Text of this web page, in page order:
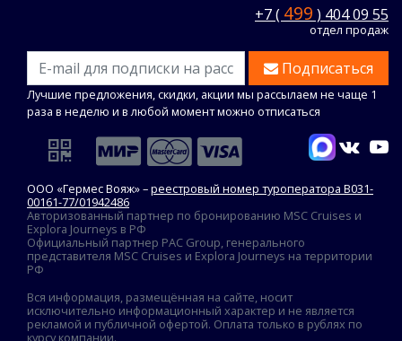
+7 ( 499 ) 404 09 55
отдел продаж
Подписаться
Лучшие предложения, скидки, акции мы рассылаем не чаще 1
раза в неделю и в любой момент можно отписаться
ООО «Гермес Вояж» –реестровый номер туроператора В031-
00161-77/01942486
Авторизованный партнер по бронированию MSC Cruises и
Explora Journeys в РФ
Официальный партнер PAC Group, генерального
представителя MSC Cruises и Explora Journeys на территории
РФ
Вся информация, размещённая на сайте, носит
исключительно информационный характер и не является
рекламой и публичной офертой. Оплата только в рублях по
курсу компании.